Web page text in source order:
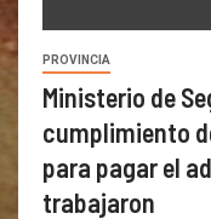
PROVINCIA
Ministerio de
cumplimiento
para pagar el
trabajaron